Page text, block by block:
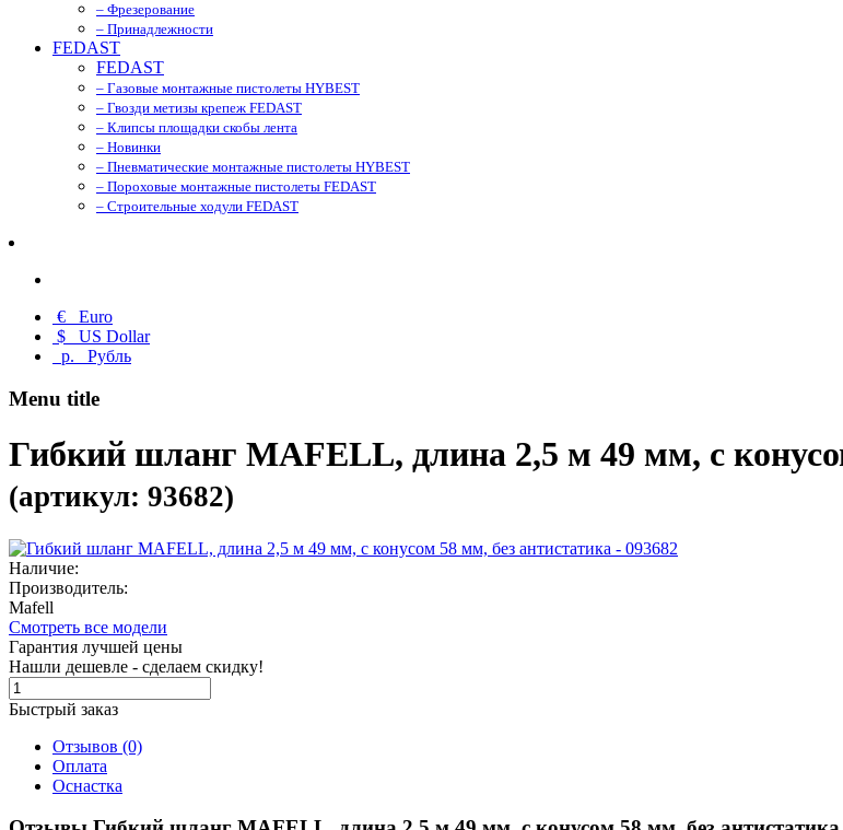
– Фрезерование
– Принадлежности
FEDAST
FEDAST
– Газовые монтажные пистолеты HYBEST
– Гвозди метизы крепеж FEDAST
– Клипсы площадки скобы лента
– Новинки
– Пневматические монтажные пистолеты HYBEST
– Пороховые монтажные пистолеты FEDAST
– Строительные ходули FEDAST
€ Euro
$ US Dollar
р. Рубль
Menu title
Гибкий шланг MAFELL, длина 2,5 м 49 мм, с
(артикул: 93682)
Наличие:
Производитель:
Mafell
Смотреть все модели
Гарантия лучшей цены
Нашли дешевле - сделаем скидку!
Быстрый заказ
Отзывов (0)
Оплата
Оснастка